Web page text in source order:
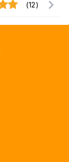
(12)